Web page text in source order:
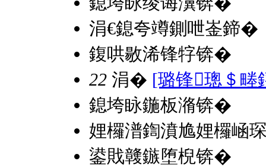
涓€鎴夸竴鍘呭崟鍗�
鍑哄敭浠锋牸锛�
22 涓� [璐锋璁＄畻
鎴垮眿鍦板潃锛�
娌欏潽鍧濆尯娌欏崡
鍙戝竷鏃堕棿锛�